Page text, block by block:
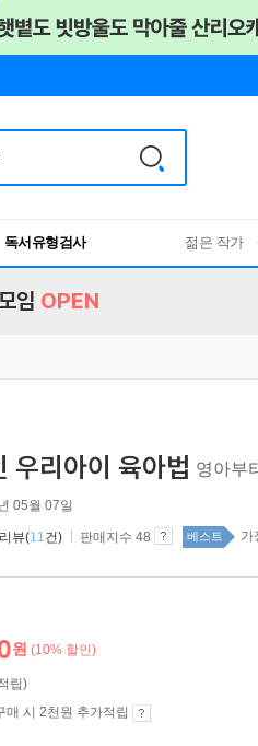
독서유형검사
RBTI Lab
젊은 작가
임 OPEN
우리아이 육아법 영아부
05월 07일
뷰(11건) 판매지수 48 베스트 가
원 (10% 할인)
립)
매 시 2천원 추가적립